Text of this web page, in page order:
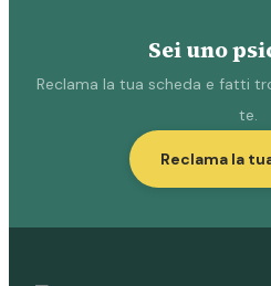
Sei uno
Reclama la tua scheda e fatti
te.
Reclama la